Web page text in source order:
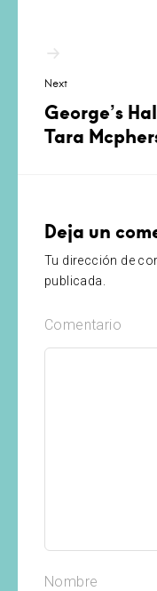
Next
George’s
Tara
Deja un
Tu dirección de
publicada.
Comentario
Nombre